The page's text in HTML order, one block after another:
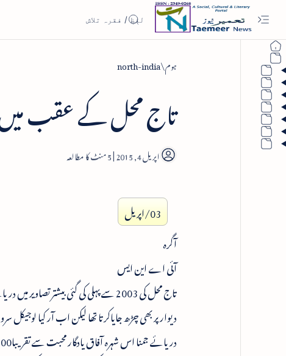
ہوم north-india
تاج محل کے عقب میں
5
03/اپریل
آگرہ
آئی اے این ایس
تاج محل کی 2003 سے پہلی کی گئی بیشتر
دیوار پر بھی چڑھ جایاکرتا تھا لیکن اب آر کیا